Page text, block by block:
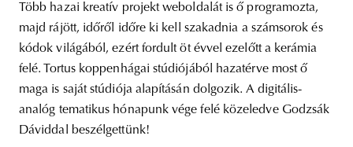
Több hazai kreatív projekt weboldalát is ő programozta,
majd rájött, időről időre ki kell szakadnia a számsorok és
kódok világából, ezért fordult öt évvel ezelőtt a kerámia
felé. Tortus koppenhágai stúdiójából hazatérve most ő
maga is saját stúdiója alapításán dolgozik. A digitális-
analóg tematikus hónapunk vége felé közeledve Godzsák
Dáviddal beszélgettünk!